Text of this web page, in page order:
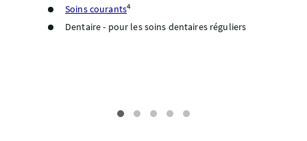
Soins courants4
Dentaire - pour les soins dentaires réguliers